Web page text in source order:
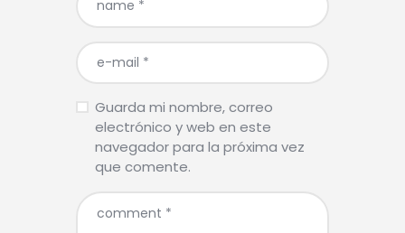
Guarda mi nombre, correo
electrónico y web en este
navegador para la próxima vez
que comente.